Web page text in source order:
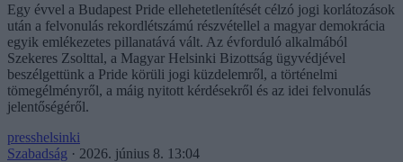
Egy évvel a Budapest Pride ellehetetlenítését célzó jogi korlátozások
után a felvonulás rekordlétszámú részvétellel a magyar demokrácia
egyik emlékezetes pillanatává vált. Az évforduló alkalmából
Szekeres Zsolttal, a Magyar Helsinki Bizottság ügyvédjével
beszélgettünk a Pride körüli jogi küzdelemről, a történelmi
tömegélményről, a máig nyitott kérdésekről és az idei felvonulás
jelentőségéről.
presshelsinki
Szabadság · 2026. június 8. 13:04